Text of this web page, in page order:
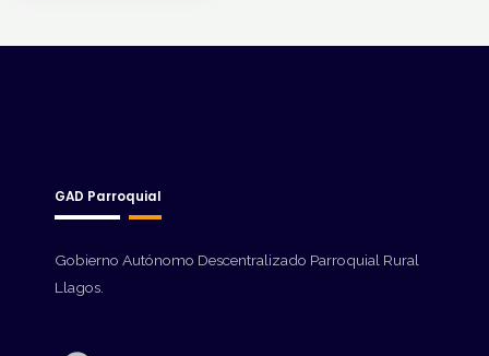
GAD Parroquial
Gobierno Autónomo Descentralizado Parroquial Rural
Llagos.